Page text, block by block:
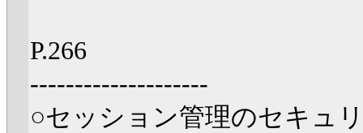
P.266
--------------------
○セッション管理のセキュ